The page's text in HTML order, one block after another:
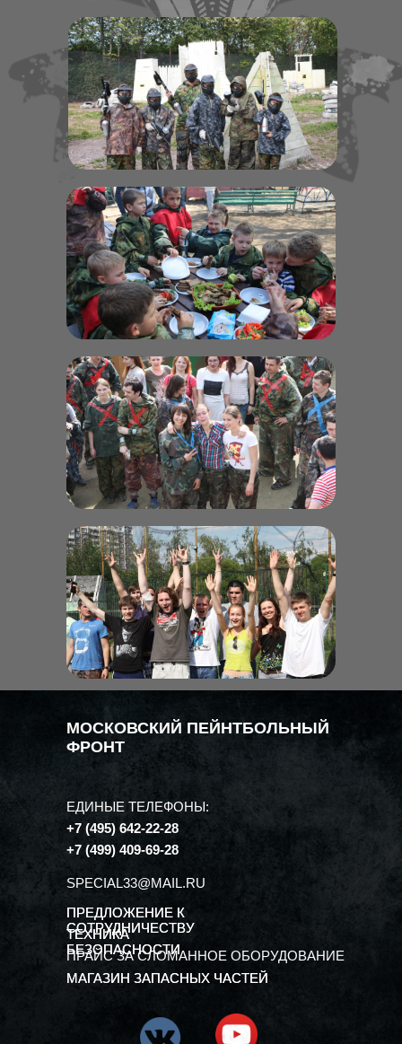
ЕДИНЫЕ ТЕЛЕФОНЫ:
+7 (495) 642-22-28
+7 (499) 409-69-28
SPECIAL33@MAIL.RU
МОСКОВСКИЙ ПЕЙНТБОЛЬНЫЙ
ФРОНТ
ПРЕДЛОЖЕНИЕ К
СОТРУДНИЧЕСТВУ
ПРЕДЛОЖЕНИЕ К
СОТРУДНИЧЕСТВУ
ТЕХНИКА
БЕЗОПАСНОСТИ
ТЕХНИКА
БЕЗОПАСНОСТИ
ПРАЙС ЗА СЛОМАННОЕ ОБОРУДОВАНИЕ
МАГАЗИН ЗАПАСНЫХ ЧАСТЕЙ
МАГАЗИН ЗАПАСНЫХ ЧАСТЕЙ